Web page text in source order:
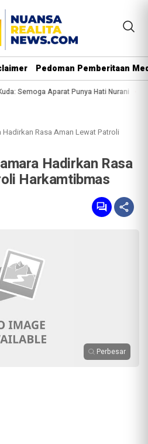
Pedoman Pemberitaan
Punya Hati Nurani Massa Reuni
Rasa Aman Lewat Patroli
Hadirkan Rasa
Harkamtibmas
Perbesar